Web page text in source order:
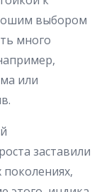
выбором
много
или
заставили
поколениях,